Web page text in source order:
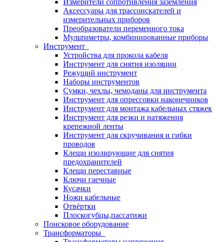
Измерители сопротивления заземления
Аксессуары для трассоискателей и
измерительных приборов
Преобразователи переменного тока
Мультиметры, комбинированные приборы
Инструмент
Устройства для прокола кабеля
Инструмент для снятия изоляции
Режущий инструмент
Наборы инструментов
Сумки, чехлы, чемоданы для инструмента
Инструмент для опрессовки наконечников
Инструмент для монтажа кабельных стяжек
Инструмент для резки и натяжения
крепежной ленты
Инструмент для скручивания и гибки
проводов
Клещи изолирующие для снятия
предохранителей
Клещи переставные
Ключи гаечные
Кусачки
Ножи кабельные
Отвёртки
Плоскогубцы,пассатижи
Поисковое оборудование
Трансформаторы